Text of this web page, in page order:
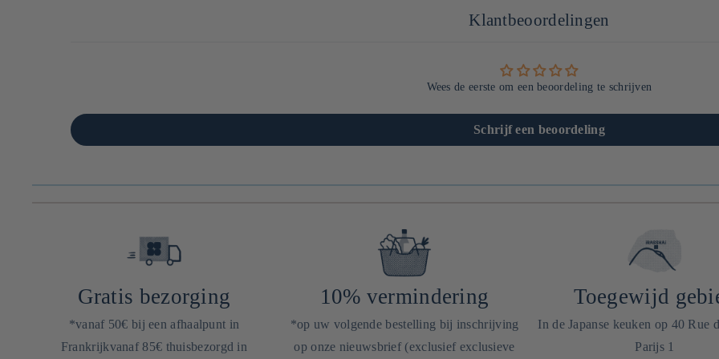
Klantbeoordelingen
Wees de eerste om een beoordeling te schrijven
Schrijf een beoordeling
Gratis bezorging
*vanaf 50€ bij een afhaalpunt in
Frankrijkvanaf 85€ thuisbezorgd in
10% vermindering
*op uw volgende bestelling bij inschrijving
op onze nieuwsbrief (exclusief exclusieve
Toegewijd
In de Japanse keuken op 40 Rue
Parijs 1